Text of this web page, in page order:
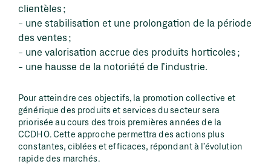
clientèles ;
une stabilisation et une prolongation de la période
des ventes ;
une valorisation accrue des produits horticoles ;
une hausse de la notoriété de l’industrie.
Pour atteindre ces objectifs, la promotion collective et
générique des produits et services du secteur sera
priorisée au cours des trois premières années de la
CCDHO. Cette approche permettra des actions plus
constantes, ciblées et efficaces, répondant à l’évolution
rapide des marchés.